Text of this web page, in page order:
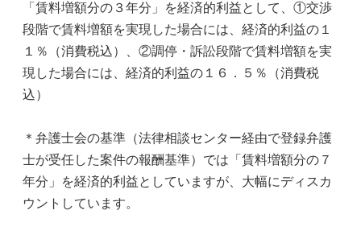
「賃料増額分の３年分」を経済的利益として、①交渉
段階で賃料増額を実現した場合には、経済的利益の１
１％（消費税込）、②調停・訴訟段階で賃料増額を実
現した場合には、経済的利益の１６．５％（消費税
込）
＊弁護士会の基準（法律相談センター経由で登録弁護
士が受任した案件の報酬基準）では「賃料増額分の７
年分」を経済的利益としていますが、大幅にディスカ
ウントしています。